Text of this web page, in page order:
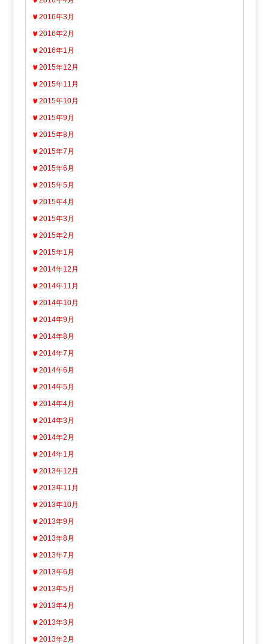
2016年3月
2016年2月
2016年1月
2015年12月
2015年11月
2015年10月
2015年9月
2015年8月
2015年7月
2015年6月
2015年5月
2015年4月
2015年3月
2015年2月
2015年1月
2014年12月
2014年11月
2014年10月
2014年9月
2014年8月
2014年7月
2014年6月
2014年5月
2014年4月
2014年3月
2014年2月
2014年1月
2013年12月
2013年11月
2013年10月
2013年9月
2013年8月
2013年7月
2013年6月
2013年5月
2013年4月
2013年3月
2013年2月